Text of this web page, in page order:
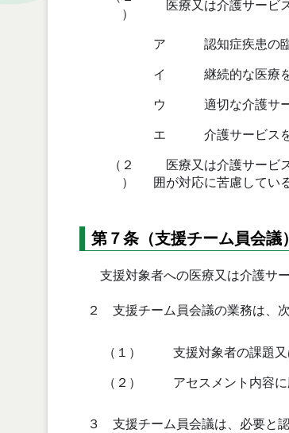
）
医療又は介護サービ
ア 認知症疾患の
イ 継続的な医療
ウ 適切な介護サ
エ 介護サービス
（２
）
医療又は介護サービ
囲が対応に苦慮してい
第７条（支援チーム員会議）
支援対象者への医療又は介護サ
２ 支援チーム員会議の業務は、次
（１） 支援対象者の課題又
（２） アセスメント内容に
３ 支援チーム員会議は、必要と